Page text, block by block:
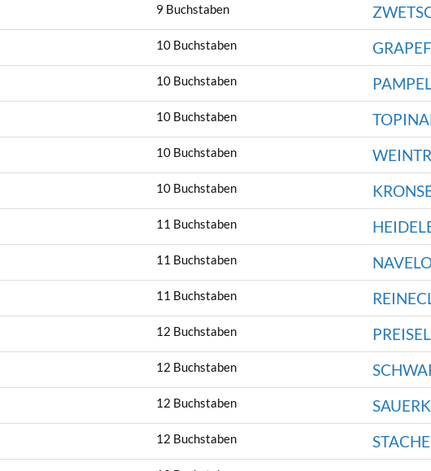
9 Buchstaben
10 Buchstaben
10 Buchstaben
10 Buchstaben
10 Buchstaben
10 Buchstaben
11 Buchstaben
11 Buchstaben
11 Buchstaben
12 Buchstaben
12 Buchstaben
12 Buchstaben
12 Buchstaben